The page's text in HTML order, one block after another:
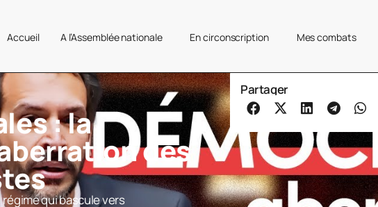
Accueil A l’Assemblée nationale En circonscription Mes combats
: la
des
qui bascule vers
Partager